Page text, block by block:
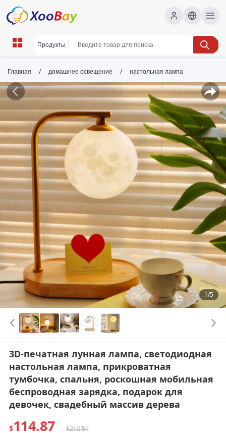
Главная / домашнее освещение / настольная лампа
1/5
3D-печатная лунная лампа, светодиодная
настольная лампа, прикроватная
тумбочка, спальня, роскошная мобильная
беспроводная зарядка, подарок для
девочек, свадебный массив дерева
$114.87 $212.51